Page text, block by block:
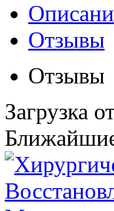
Отзывы
Отзывы
Загрузка